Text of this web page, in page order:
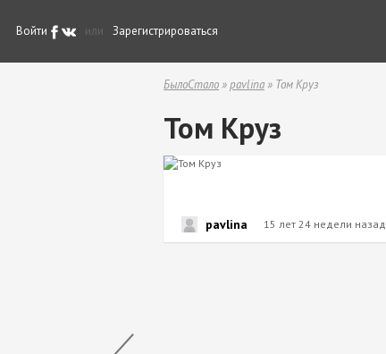
Войти или Зарегистрироваться
БылоСтало »pavlina » Том Круз
Том Круз
pavlina 15 лет 24 недели назад